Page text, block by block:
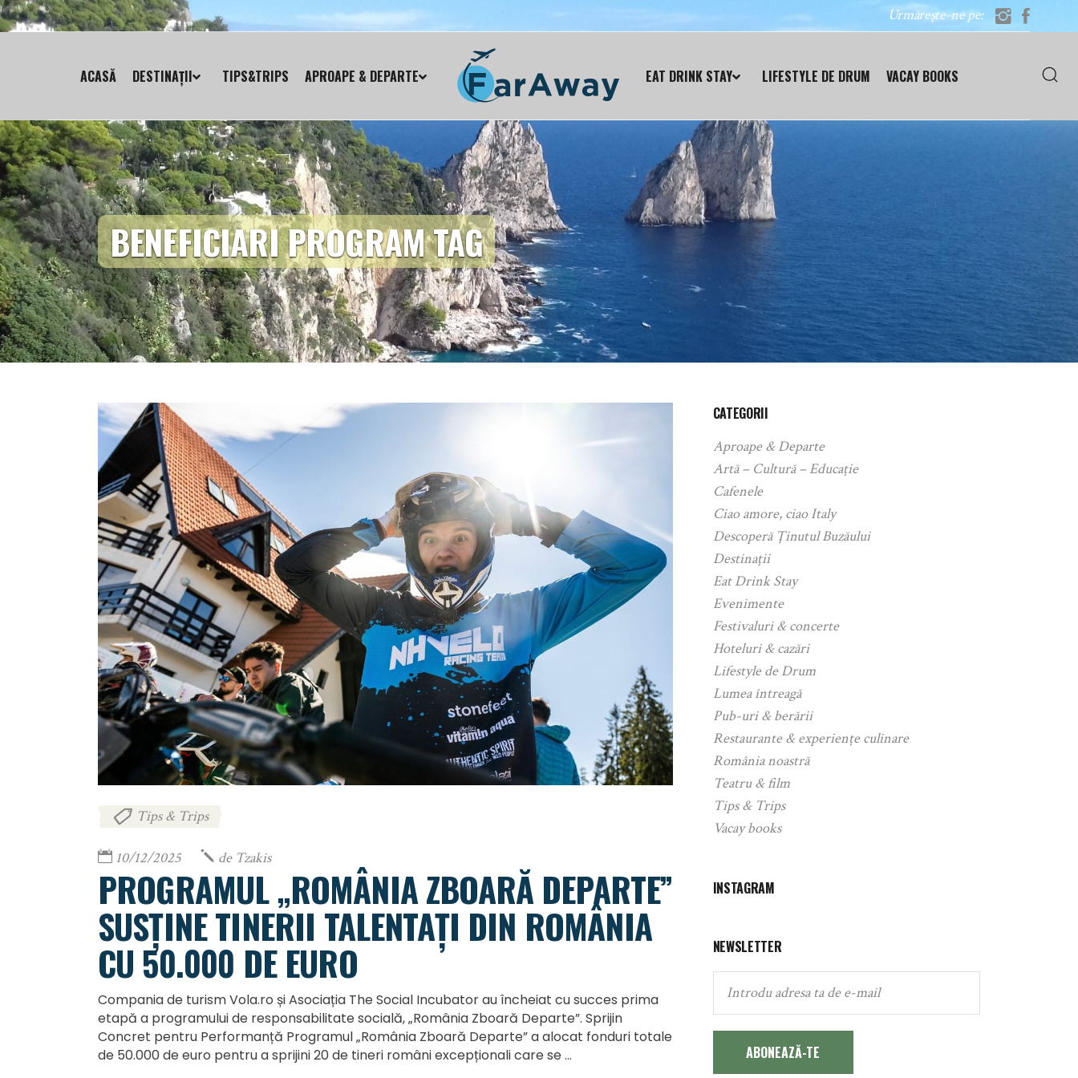
Urmărește-ne pe:
ACASĂ DESTINAȚII TIPS&TRIPS APROAPE & DEPARTE EAT DRINK STAY LIFESTYLE DE DRUM VACAY BOOKS
BENEFICIARI PROGRAM TAG
Tips & Trips
10/12/2025 de Tzakis
PROGRAMUL „ROMÂNIA ZBOARĂ DEPARTE”
SUSȚINE TINERII TALENTAȚI DIN ROMÂNIA
CU 50.000 DE EURO
Compania de turism Vola.ro și Asociația The Social Incubator au încheiat cu succes prima
etapă a programului de responsabilitate socială, „România Zboară Departe”. Sprijin
Concret pentru Performanță Programul „România Zboară Departe” a alocat fonduri totale
de 50.000 de euro pentru a sprijini 20 de tineri români excepționali care se
CATEGORII
Aproape & Departe
Artă – Cultură – Educație
Cafenele
Ciao amore, ciao Italy
Descoperă Ținutul Buzăului
Destinații
Eat Drink Stay
Evenimente
Festivaluri & concerte
Hoteluri & cazări
Lifestyle de Drum
Lumea întreagă
Pub-uri & berării
Restaurante & experiențe culinare
România noastră
Teatru & film
Tips & Trips
Vacay books
INSTAGRAM
NEWSLETTER
ABONEAZĂ-TE